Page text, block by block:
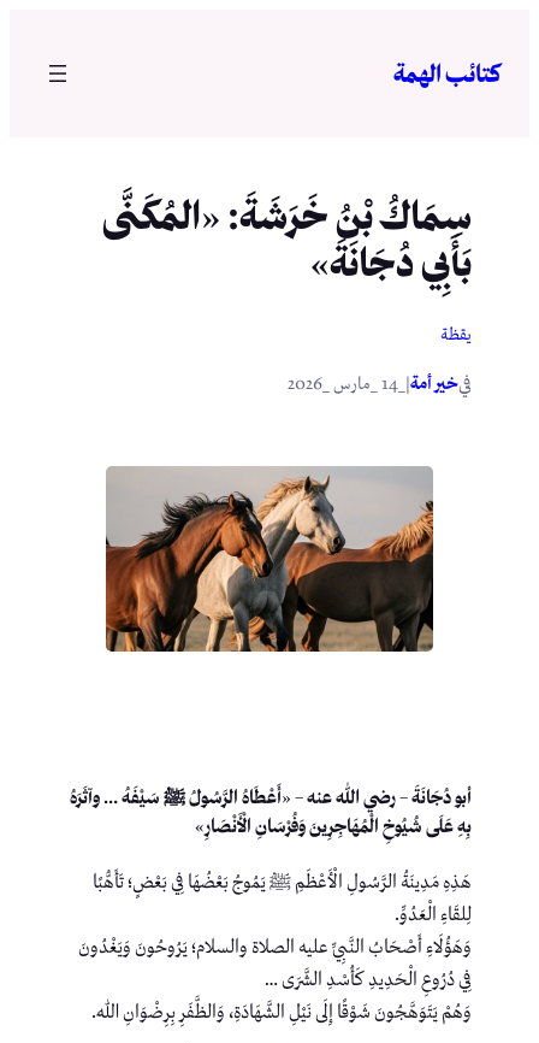
المحتوى
كتائب الهمة
سِمَاكُ بْنُ خَرَشَةَ: «المُكَنَّى
بَأَبِي دُجَانَةَ»
يقظة
فيخير أمة
أبو دُجَانَةَ– رضي الله عنه – «أَعْطَاهُ الرَّسُولُ ﷺ سَيْفَهُ … وآثَرَهُ
بِهِ عَلَى شُيُوخِ الْمُهَاجِرِينَ وَفُرْسَانِ الْأَنْصَارِ»
هَذِهِ مَدِينَةُ الرَّسُولِ الْأَعْظَمِ ﷺ يَمُوجُ بَعْضُهَا فِي بَعْضٍ؛ تَأَهُّبًا
لِلقَاءِ الْعَدُوِّ.
وَهَؤُلَاءِ أَصْحَابُ النَّبِيِّ عليه الصلاة والسلام؛ يَرُوحُونَ وَيَغْدُونَ
فِي دُرُوعِ الْحَدِيدِ كَأُسْدِ الشَّرَى …
وَهُمْ يَتَوَهَّجُونَ شَوْقًا إِلَى نَيْلِ الشَّهَادَةِ، وَالظَّفَرِ بِرِضْوَانِ اللهِ.